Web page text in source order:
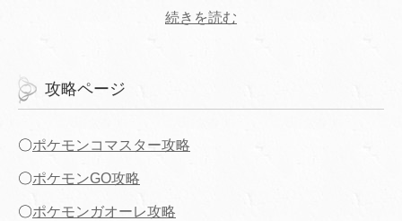
続きを読む
攻略ページ
〇ポケモンコマスター攻略
〇ポケモンGO攻略
〇ポケモンガオーレ攻略